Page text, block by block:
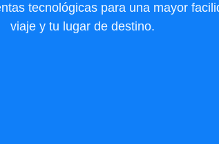
tecnológicas para una mayor
viaje y tu lugar de destino.